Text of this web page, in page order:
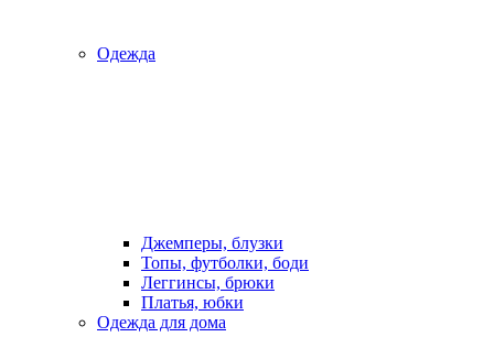
Одежда
Джемперы, блузки
Топы, футболки, боди
Леггинсы, брюки
Платья, юбки
Одежда для дома